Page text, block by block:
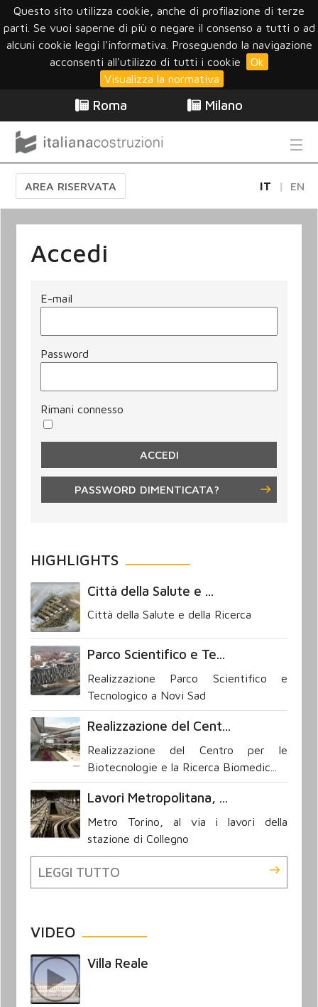
Questo sito utilizza cookie, anche di profilazione di terze
parti. Se vuoi saperne di più o negare il consenso a tutti o ad
alcuni cookie leggi l'informativa. Proseguendo la navigazione
acconsenti all'utilizzo di tutti i cookie
Ok
Visualizza la normativa
Roma Milano
AREA RISERVATA IT EN
Accedi
E-mail
Password
Rimani connesso
PASSWORD DIMENTICATA?
HIGHLIGHTS
Città della Salute e ...
Città della Salute e della Ricerca
Parco Scientifico e Te...
Realizzazione Parco Scientifico e
Tecnologico a Novi Sad
Realizzazione del Cent...
Realizzazione del Centro per le
Biotecnologie e la Ricerca Biomedic...
Lavori Metropolitana, ...
Metro Torino, al via i lavori della
stazione di Collegno
LEGGI TUTTO
VIDEO
Villa Reale